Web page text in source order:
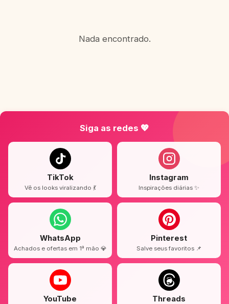
Nada encontrado.
Siga as redes 💖
TikTok
Vê os looks viralizando 💃
Instagram
Inspirações diárias ✨
WhatsApp
Achados e ofertas em 1ª mão 💎
Pinterest
Salve seus favoritos 📌
YouTube Threads